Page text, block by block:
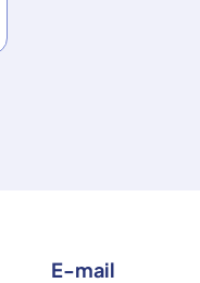
E-mail